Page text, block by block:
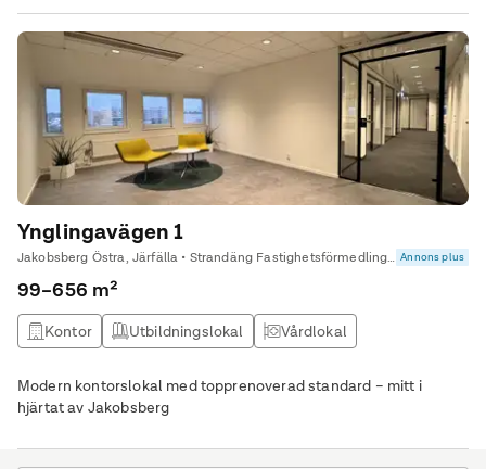
Ynglingavägen 1
Jakobsberg Östra, Järfälla • Strandäng Fastighetsförmedling Kommersiella Annons plus
99–656 m²
Kontor Utbildningslokal Vårdlokal
Modern kontorslokal med topprenoverad standard – mitt i
hjärtat av Jakobsberg